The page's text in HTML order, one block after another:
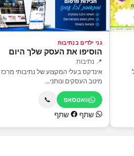
גני ילדים בנתיבות
הוסיפו את העסק שלך היום
📍 נתיבות
אינדקס בעלי המקצוע של נתיבותי
מיטב העסקים ונותני...
וואטסאפ 📞
שתף שתף